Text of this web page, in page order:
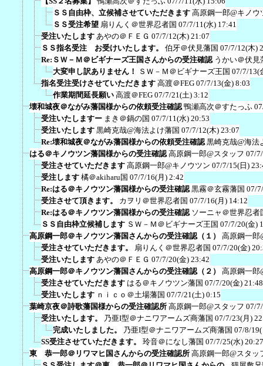
ＳＳ自由枠、立候補させていただきます 高原鋼一郎@キノウ
ＳＳ受注希望 扇りんく＠世界忍者国 07/7/11(水) 17:41
受注いたします あやの＠ＦＥＧ 07/7/12(木) 21:07
ＳＳ指名受注 お受けいたします。
伯牙＠伏見藩国 07/7/12(木)
Re:ＳＷ－Ｍ＠ビギナーズ王国さんからの受注確認 うかい＠伏見
大変申し訳ありません！
ＳＷ－Ｍ＠ビギナーズ王国 07/7/13(
指名受注受けさせていただきます 高渡＠FEG 07/7/13(金) 8:03
作業期間延長願い 高渡＠FEG 07/7/21(土) 3:12
壊和城夜＠ながみ藩国様からの依頼受注確認 鴨瀬高次＠すたっふ
受注いたしますー まき＠鍋の国 07/7/11(水) 20:53
受注いたします 黒崎克哉@海法よけ藩国 07/7/12(木) 23:07
Re:壊和城夜＠ながみ藩国様からの依頼受注確認 黒崎克哉@海法
はる＠キノウツン藩国様からの受注確認 高原鋼一郎@スタッフ 07/
受注させていただきます 高原鋼一郎@キノウツン 07/7/15(日)
受注します 橘＠akiharu国 07/7/16(月) 2:42
Re:はる＠キノウツン藩国様からの受注確認 黒霧＠玄霧藩国 07/
受注させて頂きます。
カヲリ＠世界忍者国 07/7/16(月) 14:12
Re:はる＠キノウツン藩国様からの受注確認 ソーニャ＠世界忍者
ＳＳ自由枠立候補します ＳＷ－Ｍ＠ビギナーズ王国 07/7/20(金)
高原鋼一郎＠キノウツン藩国さんからの受注確認（１）
高原鋼一郎
受注させていただきます。
扇りんく＠世界忍者国 07/7/20(金)
受注いたします あやの＠ＦＥＧ 07/7/20(金) 23:42
高原鋼一郎＠キノウツン藩国さんからの受注確認（２）
高原鋼一郎
受注させていただきます はる＠キノウツン藩国 07/7/20(金) 21:48
受注いたします ｎｉｃｏ＠土場藩国 07/7/21(土) 0:15
葉崎京夜＠詩歌藩国様からの受注確認所 高原鋼一郎@スタッフ 07/
受注いたします。
乃亜I型＠ナニワアームズ商藩国 07/7/23(月)
完成いたしました。
乃亜I型＠ナニワアームズ商藩国 07/8/
SS受注させていただきます。
玲音＠になし藩国 07/7/25(水) 20:27
東 恭一郎＠リワマヒ国さんからの受注確認所 高原鋼一郎@スタッ